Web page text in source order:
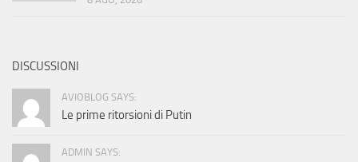
DISCUSSIONI
AVIOBLOG SAYS:
Le prime ritorsioni di Putin
ADMIN SAYS: